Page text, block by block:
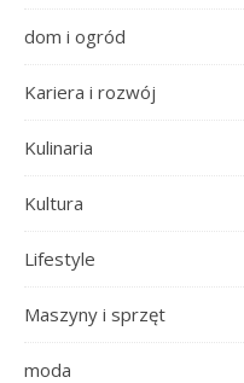
dom i ogród
Kariera i rozwój
Kulinaria
Kultura
Lifestyle
Maszyny i sprzęt
moda